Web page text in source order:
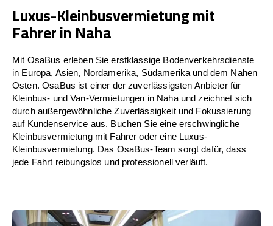
Luxus-Kleinbusvermietung mit
Fahrer in Naha
Mit OsaBus erleben Sie erstklassige Bodenverkehrsdienste
in Europa, Asien, Nordamerika, Südamerika und dem Nahen
Osten. OsaBus ist einer der zuverlässigsten Anbieter für
Kleinbus- und Van-Vermietungen in Naha und zeichnet sich
durch außergewöhnliche Zuverlässigkeit und Fokussierung
auf Kundenservice aus. Buchen Sie eine erschwingliche
Kleinbusvermietung mit Fahrer oder eine Luxus-
Kleinbusvermietung. Das OsaBus-Team sorgt dafür, dass
jede Fahrt reibungslos und professionell verläuft.